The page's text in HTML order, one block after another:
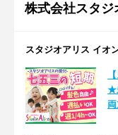
株式会社スタジ
スタジオアリス イオ
★
両